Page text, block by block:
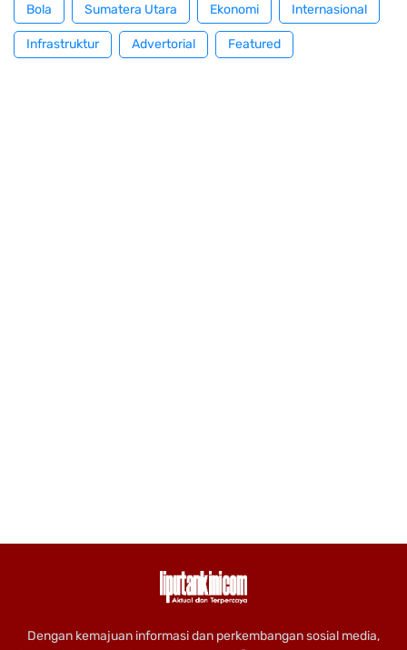
Bola Sumatera Utara Ekonomi Internasional
Infrastruktur Advertorial Featured
Dengan kemajuan informasi dan perkembangan sosial media,